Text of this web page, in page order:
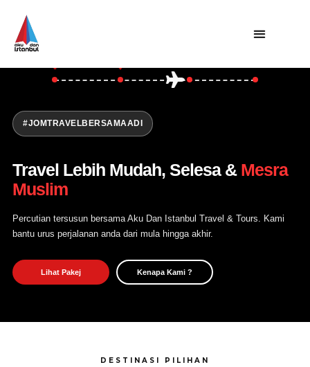
Utama
Open Trip
Hubungi Kami
#JOMTRAVELBERSAMAADI
Travel Lebih Mudah, Selesa & Mesra
Muslim
Percutian tersusun bersama Aku Dan Istanbul Travel & Tours. Kami
bantu urus perjalanan anda dari mula hingga akhir.
Lihat Pakej Kenapa Kami ?
DESTINASI PILIHAN